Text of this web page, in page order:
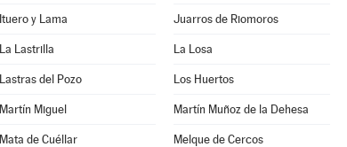
Ituero y Lama Juarros de Riomoros
La Lastrilla La Losa
Lastras del Pozo Los Huertos
Martín Miguel Martín Muñoz de la Dehesa
Mata de Cuéllar Melque de Cercos